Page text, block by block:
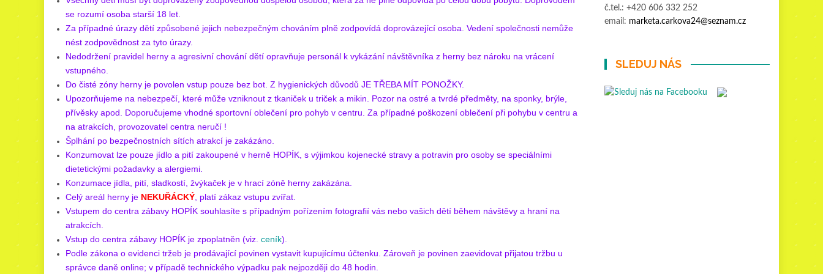
se rozumí osoba starší 18 let.
Za případné úrazy dětí způsobené jejich nebezpečným chováním plně zodpovídá doprovázející osoba. Vedení společnosti nemůže
nést zodpovědnost za tyto úrazy.
Nedodržení pravidel herny a agresivní chování dětí opravňuje personál k vykázání návštěvníka z herny bez nároku na vrácení
vstupného.
Do čisté zóny herny je povolen vstup pouze bez bot. Z hygienických důvodů JE TŘEBA MÍT PONOŽKY.
Upozorňujeme na nebezpečí, které může vzniknout z tkaniček u triček a mikin. Pozor na ostré a tvrdé předměty, na sponky, brýle,
přívěsky apod. Doporučujeme vhodné sportovní oblečení pro pohyb v centru. Za případné poškození oblečení při pohybu v centru a
na atrakcích, provozovatel centra neručí !
Šplhání po bezpečnostních sítích atrakcí je zakázáno.
Konzumovat lze pouze jídlo a pití zakoupené v herně HOPÍK, s výjimkou kojenecké stravy a potravin pro osoby se speciálními
dietetickými požadavky a alergiemi.
Konzumace jídla, pití, sladkostí, žvýkaček je v hrací zóně herny zakázána.
Celý areál herny je NEKUŘÁCKÝ , platí zákaz vstupu zvířat.
Vstupem do centra zábavy HOPÍK souhlasíte s případným pořízením fotografií vás nebo vašich dětí během návštěvy a hraní na
atrakcích.
Vstup do centra zábavy HOPÍK je zpoplatněn (viz. ceník).
Podle zákona o evidenci tržeb je prodávající povinen vystavit kupujícímu účtenku. Zároveň je povinen zaevidovat přijatou tržbu u
správce daně online; v případě technického výpadku pak nejpozději do 48 hodin.
č.tel.: +420 606 332 252
email: marketa.carkova24@seznam.cz
SLEDUJ NÁS